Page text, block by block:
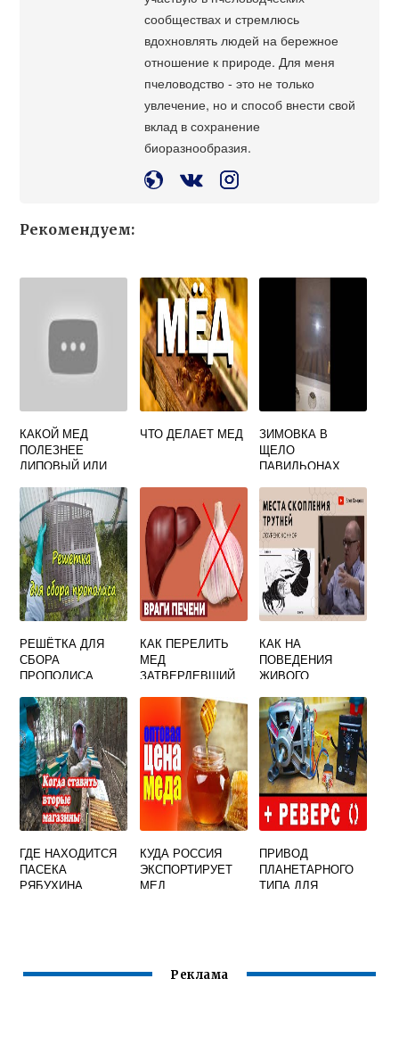
сообществах и стремлюсь
вдохновлять людей на бережное
отношение к природе. Для меня
пчеловодство - это не только
увлечение, но и способ внести свой
вклад в сохранение
биоразнообразия.
Рекомендуем:
КАКОЙ МЕД
ПОЛЕЗНЕЕ
ЛИПОВЫЙ ИЛИ
ЧТО ДЕЛАЕТ МЕД
ЗИМОВКА В
ЩЕЛО
ПАВИЛЬОНАХ
РЕШЁТКА ДЛЯ
СБОРА
ПРОПОЛИСА
КАК ПЕРЕЛИТЬ
МЕД
ЗАТВЕРДЕВШИЙ
ДРУГУЮ БАНКУ
КАК НА
ПОВЕДЕНИЯ
ЖИВОГО
ВЛИЯЮТ
ИНСТИНКТЫ
ПЧЕЛЫ
ГДЕ НАХОДИТСЯ
ПАСЕКА
РЯБУХИНА
КУДА РОССИЯ
ЭКСПОРТИРУЕТ
МЕД
ПРИВОД
ПЛАНЕТАРНОГО
ТИПА ДЛЯ
Реклама